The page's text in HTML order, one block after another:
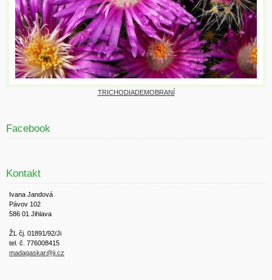
TRICHODIADEMOBRANÍ
Facebook
Kontakt
Ivana Jandová
Pávov 102
586 01 Jihlava
ŽL čj. 01891/92/Ji
tel. č. 776008415
madagaskar@ji.cz